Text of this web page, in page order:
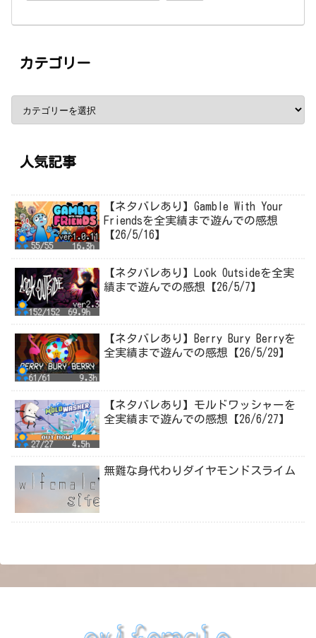
カテゴリー
人気記事
【ネタバレあり】Gamble With Your
Friendsを全実績まで遊んでの感想
【26/5/16】
【ネタバレあり】Look Outsideを全実
績まで遊んでの感想【26/5/7】
【ネタバレあり】Berry Bury Berryを
全実績まで遊んでの感想【26/5/29】
【ネタバレあり】モルドワッシャーを
全実績まで遊んでの感想【26/6/27】
無難な身代わりダイヤモンドスライム